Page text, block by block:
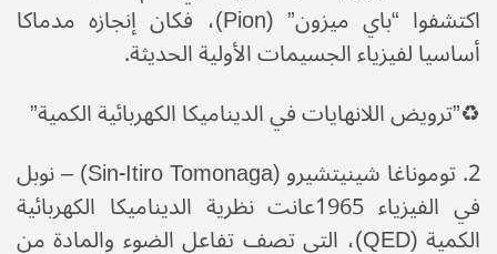
اكتشفوا “باي ميزون” (Pion)، فكان إنجازه مدماكا
أساسيا لفيزياء الجسيمات الأولية الحديثة.
♻️​”ترويض اللانهايات في الديناميكا الكهربائية الكمية”
​2. توموناغا شينيتشيرو (Sin-Itiro Tomonaga) – نوبل
في الفيزياء 1965​عانت نظرية الديناميكا الكهربائية
الكمية (QED)، التي تصف تفاعل الضوء والمادة من